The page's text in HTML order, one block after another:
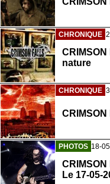
CHRONIQUE
nature
CHRONIQUE
PHOTOS 18-
CRIMSON
Le 17-05-